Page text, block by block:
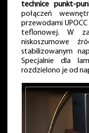
technice punkt-
połączeń
przewodami
teflonowej. W
niskoszumowe
stabilizowanym
Specjalnie dla
rozdzielono je od